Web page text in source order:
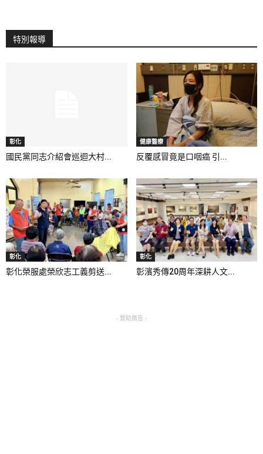
特別報導
彰化
國民黨同志介紹會巡迴大村...
健康醫療
反覆感冒竟是口咽癌 引...
彰化
彰化榮服處榮欣志工義剪送...
彰化
彰濱秀傳20周年深耕人文...
- 贊助廣告 -